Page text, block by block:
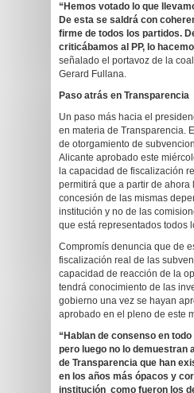
“Hemos votado lo que
De esta se saldrá con
firme de todos los partidos.
criticábamos al PP, lo
señalado el portavoz de la
Gerard Fullana.
Paso atrás en Transparencia
Un paso más hacia el
en materia de Transparencia.
de otorgamiento de
Alicante aprobado este
la capacidad de fiscalización
permitirá que a partir de
concesión de las mismas
institución y no de las
que está representados todos
Compromís denuncia que de
fiscalización real de las
capacidad de reacción de la
tendrá conocimiento de las
gobierno una vez se hayan
aprobado en el pleno de este
“Hablan de consenso en
pero luego no lo demuestran
de Transparencia que han
en los años más ópacos y
institución como fueron los